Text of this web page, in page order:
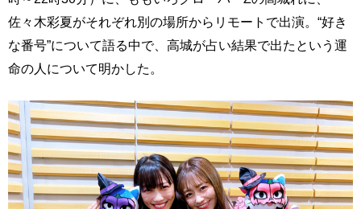
佐々木彩夏がそれぞれ別の場所からリモートで出演。“好き
な番号”について語る中で、高城が占い結果で出たという運
命の人について明かした。